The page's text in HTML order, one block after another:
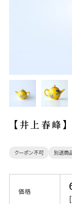
【井上春峰
クーポン不可 別送商
価格
[